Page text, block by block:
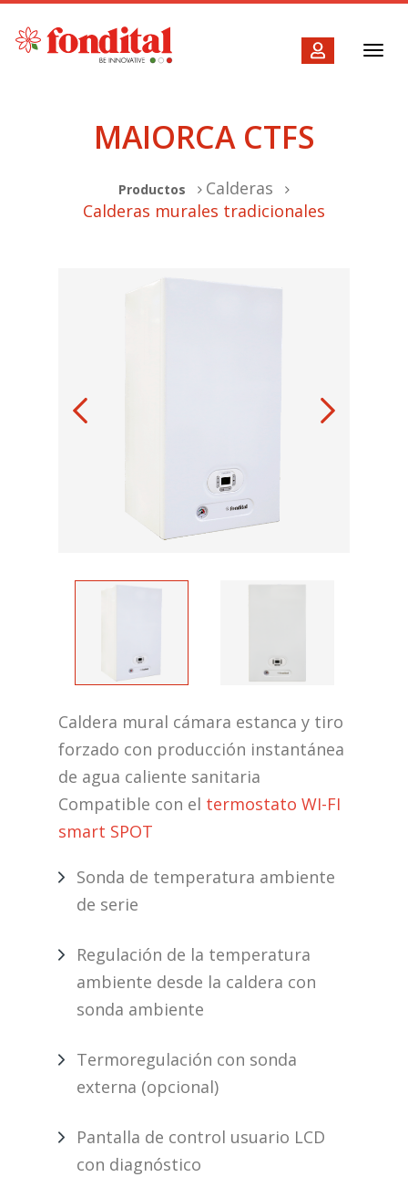
MAIORCA CTFS
Productos
Calderas
Calderas murales tradicionales
Caldera mural cámara estanca y tiro
forzado con producción instantánea
de agua caliente sanitaria
Compatible con el termostato WI-FI
smart SPOT
Sonda de temperatura ambiente
de serie
Regulación de la temperatura
ambiente desde la caldera con
sonda ambiente
Termoregulación con sonda
externa (opcional)
Pantalla de control usuario LCD
con diagnóstico